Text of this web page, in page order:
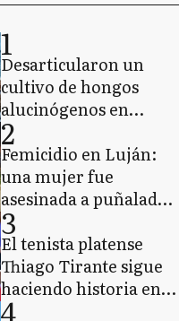
1
Desarticularon un
cultivo de hongos
alucinógenos en
Escobar: secuestraron
171 bolsas y detuvieron
a un hombre
2
Femicidio en Luján:
una mujer fue
asesinada a puñaladas
delante de sus tres
hijos
3
El tenista platense
Thiago Tirante sigue
haciendo historia en
Montreal y ya está
4